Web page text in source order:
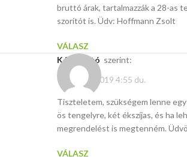
bruttó árak, tartalmazzák a 28-as
szorítót is. Üdv: Hoffmann Zsolt
VÁLASZ
Kósa Ottó szerint:
február 6, 2019 4:55 du.
Tiszteletem, szükségem lenne
ös tengelyre, két ékszíjas, és ha
megrendelést is megtenném.
VÁLASZ